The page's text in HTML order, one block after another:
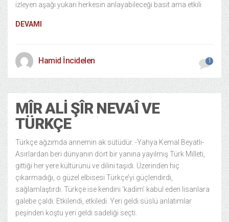
izleyen aşağı yukarı herkesin anlayabileceği basit ama etkili
DEVAMI
Hamid İncidelen 1
MÎR ALI ŞÎR NEVAÎ VE
TÜRKÇE
Türkçe ağzımda annemin ak sütüdür. -Yahya Kemal Beyatlı-
Asırlardan beri dünyanın dört bir yanına yayılmış Türk Milleti,
gittiği her yere kültürünü ve dilini taşıdı. Üzerinden hiç
çıkarmadığı, o güzel elbisesi Türkçe’yi güçlendirdi,
sağlamlaştırdı. Türkçe ise kendini ‘kadim’ kabul eden lisanlara
galebe çaldı. Etkilendi, etkiledi. Yeri geldi süslü anlatımlar
peşinden koştu yeri geldi sadeliği seçti.